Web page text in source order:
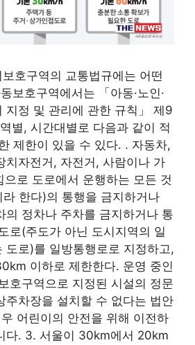
호구역의 교통법규에는 어떤
보호구역에서는 「아동·노인·
지정 및 관리에 관한 규칙」 제9
별, 시간대별로 다음과 같이 적
제한이 있을 수 있다. . 자동차,
치자전거, 자전거, 사람이나 가
로 도로에서 운행하는 모든 것
라 한다)의 통행을 금지하거나
의 정차나 주차를 금지하거나 통
로(주도가 아닌 도시지역의 일
도로)를 일방통행로로 지정하고,
이하로 제한한다. 운영 중인
호구역으로 지정된 시설의 정문
주차장을 설치할 수 없다는 법안
어린이의 안전을 위해 이전하
다. 3. 서울이 30km에서 20km